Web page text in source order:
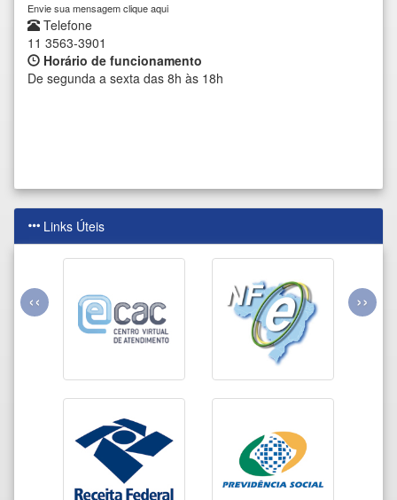
Envie sua mensagem clique aqui
Telefone
11 3563-3901
Horário de funcionamento
De segunda a sexta das 8h às 18h
Links Úteis
‹‹ ››